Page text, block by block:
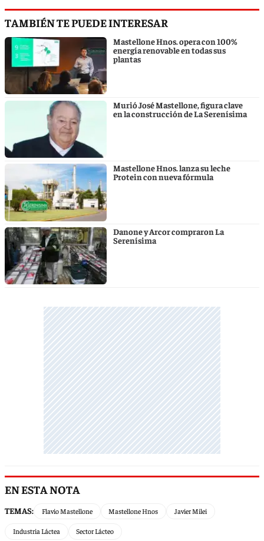
TAMBIÉN TE PUEDE INTERESAR
Mastellone Hnos. opera con 100%
energía renovable en todas sus
plantas
Murió José Mastellone, figura clave
en la construcción de La Serenísima
Mastellone Hnos. lanza su leche
Protein con nueva fórmula
Danone y Arcor compraron La
Serenísima
EN ESTA NOTA
TEMAS: Flavio Mastellone Mastellone Hnos Javier Milei
Industria Láctea Sector Lácteo